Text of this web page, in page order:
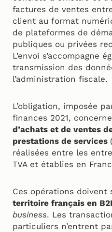
factures de ventes
client au format
de plateformes de
publiques ou privées
L’envoi s’accompagne
transmission des
l’administration fiscale.
L’obligation, imposée
finances 2021, concerne
d’achats et de ventes
prestations de services
réalisées entre les
TVA et établies en
Ces opérations doivent
territoire français en
business. Les
particuliers n’entrent